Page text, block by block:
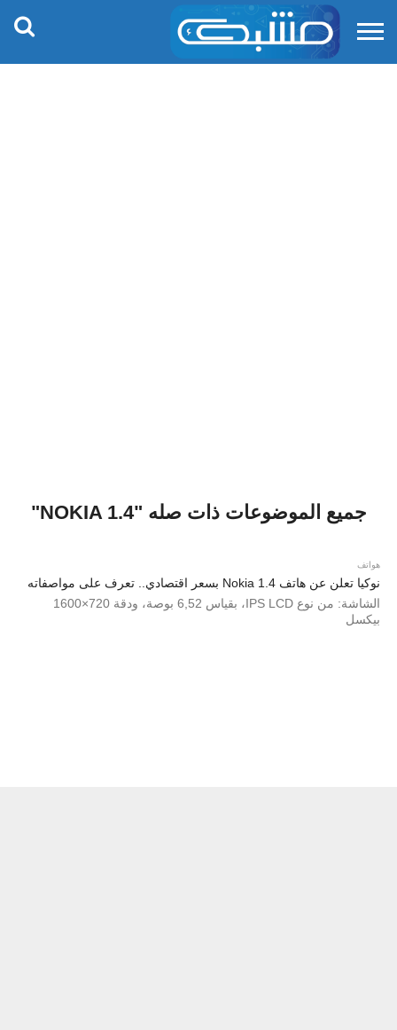
جميع الموضوعات ذات صله "NOKIA 1.4"
هواتف
نوكيا تعلن عن هاتف Nokia 1.4 بسعر اقتصادي.. تعرف على مواصفاته
الشاشة: من نوع IPS LCD، بقياس 6,52 بوصة، ودقة 720×1600
بيكسل